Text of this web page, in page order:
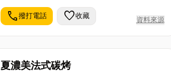
call撥打電話 favorite收藏 資料來源
夏濃美法式碳烤